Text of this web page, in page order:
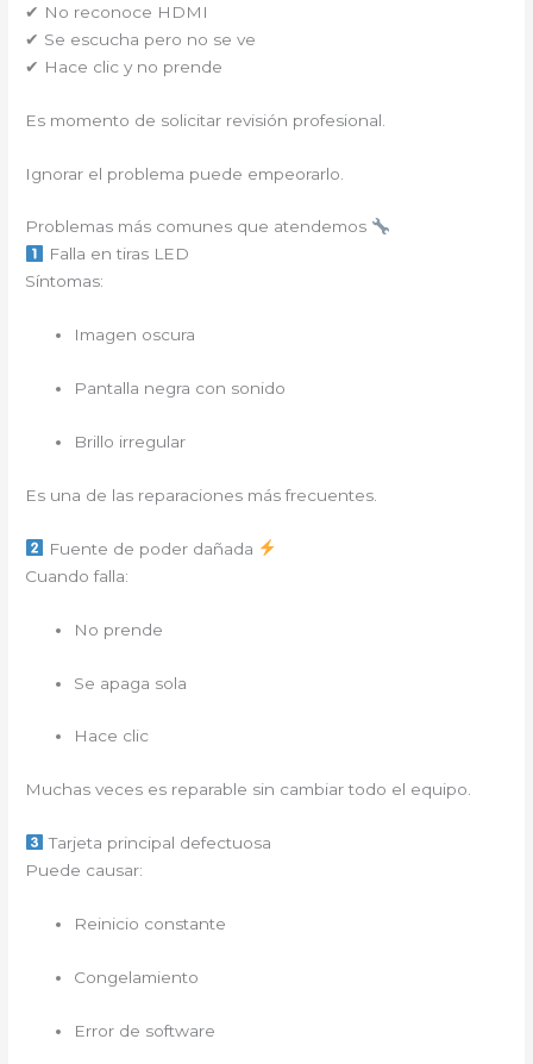
✔ No reconoce HDMI
✔ Se escucha pero no se ve
✔ Hace clic y no prende
Es momento de solicitar revisión profesional.
Ignorar el problema puede empeorarlo.
Problemas más comunes que atendemos
Falla en tiras LED
Síntomas:
Imagen oscura
Pantalla negra con sonido
Brillo irregular
Es una de las reparaciones más frecuentes.
Fuente de poder dañada
Cuando falla:
No prende
Se apaga sola
Hace clic
Muchas veces es reparable sin cambiar todo el equipo.
Tarjeta principal defectuosa
Puede causar:
Reinicio constante
Congelamiento
Error de software